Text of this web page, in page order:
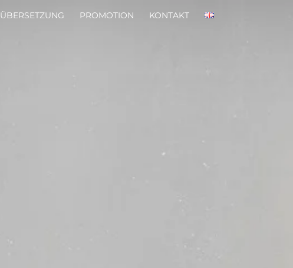
ÜBERSETZUNG PROMOTION KONTAKT